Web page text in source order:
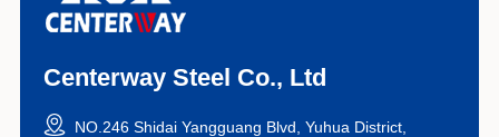
Centerway Steel Co., Ltd
NO.246 Shidai Yangguang Blvd, Yuhua District,